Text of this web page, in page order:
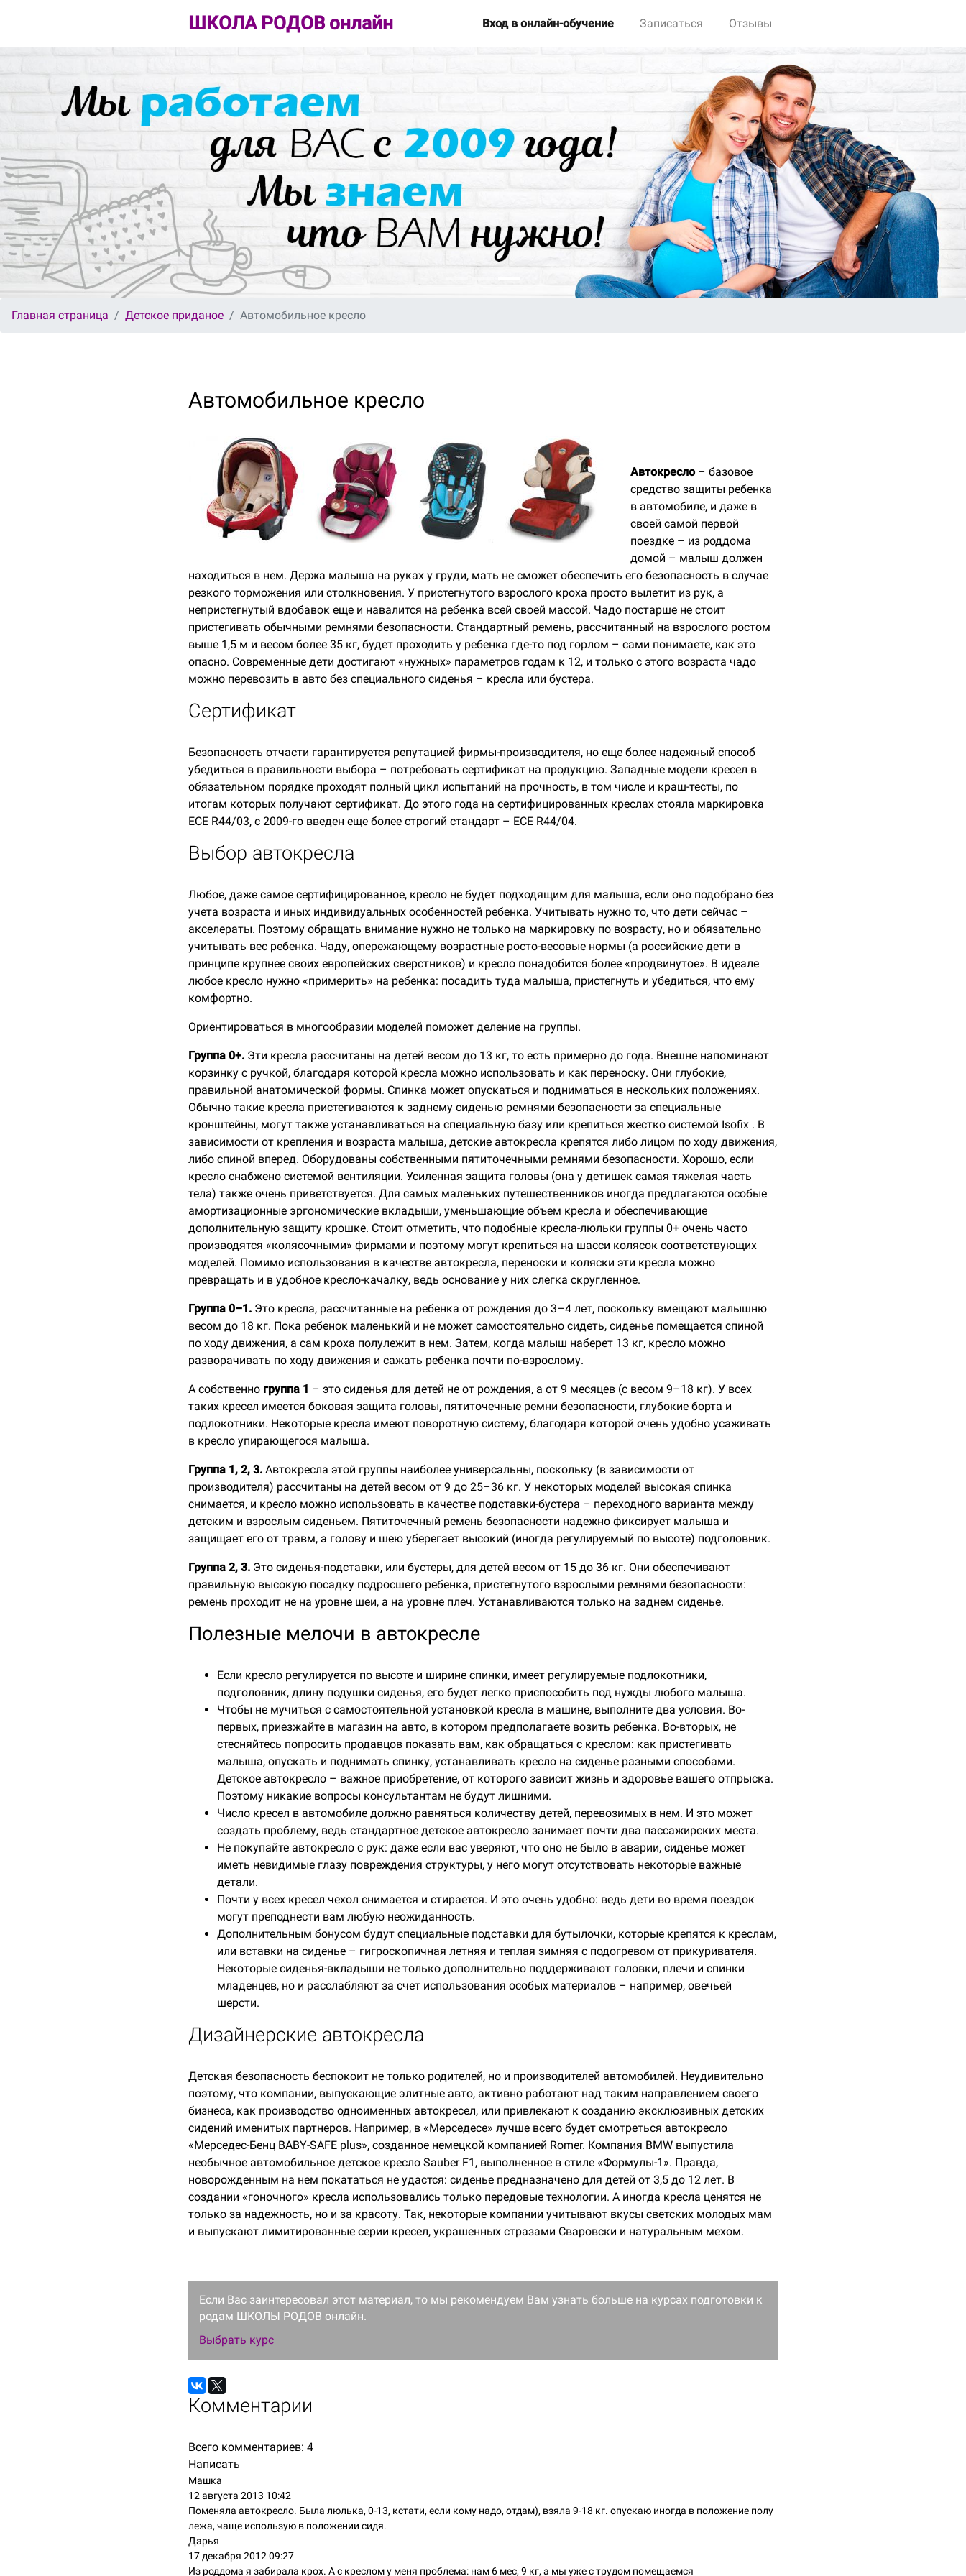
ШКОЛА РОДОВ онлайн Вход в онлайн-обучение Записаться Отзывы
Главная страница Детское приданое Автомобильное кресло
Автомобильное кресло
Автокресло– базовое
средство защиты ребенка
в автомобиле, и даже в
своей самой первой
поездке – из роддома
домой – малыш должен
находиться в нем. Держа малыша на руках у груди, мать не сможет обеспечить его безопасность в случае
резкого торможения или столкновения. У пристегнутого взрослого кроха просто вылетит из рук, а
непристегнутый вдобавок еще и навалится на ребенка всей своей массой. Чадо постарше не стоит
пристегивать обычными ремнями безопасности. Стандартный ремень, рассчитанный на взрослого ростом
выше 1,5 м и весом более 35 кг, будет проходить у ребенка где-то под горлом – сами понимаете, как это
опасно. Современные дети достигают «нужных» параметров годам к 12, и только с этого возраста чадо
можно перевозить в авто без специального сиденья – кресла или бустера.
Сертификат
Безопасность отчасти гарантируется репутацией фирмы-производителя, но еще более надежный способ
убедиться в правильности выбора – потребовать сертификат на продукцию. Западные модели кресел в
обязательном порядке проходят полный цикл испытаний на прочность, в том числе и краш-тесты, по
итогам которых получают сертификат. До этого года на сертифицированных креслах стояла маркировка
ECE R44/03, с 2009-го введен еще более строгий стандарт – ECE R44/04.
Выбор автокресла
Любое, даже самое сертифицированное, кресло не будет подходящим для малыша, если оно подобрано без
учета возраста и иных индивидуальных особенностей ребенка. Учитывать нужно то, что дети сейчас –
акселераты. Поэтому обращать внимание нужно не только на маркировку по возрасту, но и обязательно
учитывать вес ребенка. Чаду, опережающему возрастные росто-весовые нормы (а российские дети в
принципе крупнее своих европейских сверстников) и кресло понадобится более «продвинутое». В идеале
любое кресло нужно «примерить» на ребенка: посадить туда малыша, пристегнуть и убедиться, что ему
комфортно.
Ориентироваться в многообразии моделей поможет деление на группы.
Группа 0+. Эти кресла рассчитаны на детей весом до 13 кг, то есть примерно до года. Внешне напоминают
корзинку с ручкой, благодаря которой кресла можно использовать и как переноску. Они глубокие,
правильной анатомической формы. Спинка может опускаться и подниматься в нескольких положениях.
Обычно такие кресла пристегиваются к заднему сиденью ремнями безопасности за специальные
кронштейны, могут также устанавливаться на специальную базу или крепиться жестко системой Isofix . В
зависимости от крепления и возраста малыша, детские автокресла крепятся либо лицом по ходу движения,
либо спиной вперед. Оборудованы собственными пятиточечными ремнями безопасности. Хорошо, если
кресло снабжено системой вентиляции. Усиленная защита головы (она у детишек самая тяжелая часть
тела) также очень приветствуется. Для самых маленьких путешественников иногда предлагаются особые
амортизационные эргономические вкладыши, уменьшающие объем кресла и обеспечивающие
дополнительную защиту крошке. Стоит отметить, что подобные кресла-люльки группы 0+ очень часто
производятся «колясочными» фирмами и поэтому могут крепиться на шасси колясок соответствующих
моделей. Помимо использования в качестве автокресла, переноски и коляски эти кресла можно
превращать и в удобное кресло-качалку, ведь основание у них слегка скругленное.
Группа 0–1. Это кресла, рассчитанные на ребенка от рождения до 3–4 лет, поскольку вмещают малышню
весом до 18 кг. Пока ребенок маленький и не может самостоятельно сидеть, сиденье помещается спиной
по ходу движения, а сам кроха полулежит в нем. Затем, когда малыш наберет 13 кг, кресло можно
разворачивать по ходу движения и сажать ребенка почти по-взрослому.
А собственно группа 1 – это сиденья для детей не от рождения, а от 9 месяцев (с весом 9–18 кг). У всех
таких кресел имеется боковая защита головы, пятиточечные ремни безопасности, глубокие борта и
подлокотники. Некоторые кресла имеют поворотную систему, благодаря которой очень удобно усаживать
в кресло упирающегося малыша.
Группа 1, 2, 3. Автокресла этой группы наиболее универсальны, поскольку (в зависимости от
производителя) рассчитаны на детей весом от 9 до 25–36 кг. У некоторых моделей высокая спинка
снимается, и кресло можно использовать в качестве подставки-бустера – переходного варианта между
детским и взрослым сиденьем. Пятиточечный ремень безопасности надежно фиксирует малыша и
защищает его от травм, а голову и шею уберегает высокий (иногда регулируемый по высоте) подголовник.
Группа 2, 3. Это сиденья-подставки, или бустеры, для детей весом от 15 до 36 кг. Они обеспечивают
правильную высокую посадку подросшего ребенка, пристегнутого взрослыми ремнями безопасности:
ремень проходит не на уровне шеи, а на уровне плеч. Устанавливаются только на заднем сиденье.
Полезные мелочи в автокресле
Если кресло регулируется по высоте и ширине спинки, имеет регулируемые подлокотники,
подголовник, длину подушки сиденья, его будет легко приспособить под нужды любого малыша.
Чтобы не мучиться с самостоятельной установкой кресла в машине, выполните два условия. Во-
первых, приезжайте в магазин на авто, в котором предполагаете возить ребенка. Во-вторых, не
стесняйтесь попросить продавцов показать вам, как обращаться с креслом: как пристегивать
малыша, опускать и поднимать спинку, устанавливать кресло на сиденье разными способами.
Детское автокресло – важное приобретение, от которого зависит жизнь и здоровье вашего отпрыска.
Поэтому никакие вопросы консультантам не будут лишними.
Число кресел в автомобиле должно равняться количеству детей, перевозимых в нем. И это может
создать проблему, ведь стандартное детское автокресло занимает почти два пассажирских места.
Не покупайте автокресло с рук: даже если вас уверяют, что оно не было в аварии, сиденье может
иметь невидимые глазу повреждения структуры, у него могут отсутствовать некоторые важные
детали.
Почти у всех кресел чехол снимается и стирается. И это очень удобно: ведь дети во время поездок
могут преподнести вам любую неожиданность.
Дополнительным бонусом будут специальные подставки для бутылочки, которые крепятся к креслам,
или вставки на сиденье – гигроскопичная летняя и теплая зимняя с подогревом от прикуривателя.
Некоторые сиденья-вкладыши не только дополнительно поддерживают головки, плечи и спинки
младенцев, но и расслабляют за счет использования особых материалов – например, овечьей
шерсти.
Дизайнерские автокресла
Детская безопасность беспокоит не только родителей, но и производителей автомобилей. Неудивительно
поэтому, что компании, выпускающие элитные авто, активно работают над таким направлением своего
бизнеса, как производство одноименных автокресел, или привлекают к созданию эксклюзивных детских
сидений именитых партнеров. Например, в «Мерседесе» лучше всего будет смотреться автокресло
«Мерседес-Бенц BABY-SAFE plus», созданное немецкой компанией Romer. Компания BMW выпустила
необычное автомобильное детское кресло Sauber F1, выполненное в стиле «Формулы-1». Правда,
новорожденным на нем покататься не удастся: сиденье предназначено для детей от 3,5 до 12 лет. В
создании «гоночного» кресла использовались только передовые технологии. А иногда кресла ценятся не
только за надежность, но и за красоту. Так, некоторые компании учитывают вкусы светских молодых мам
и выпускают лимитированные серии кресел, украшенных стразами Сваровски и натуральным мехом.
Если Вас заинтересовал этот материал, то мы рекомендуем Вам узнать больше на курсах подготовки к
родам ШКОЛЫ РОДОВ онлайн.
Выбрать курс
Комментарии
Всего комментариев: 4
Написать
Машка
12 августа 2013 10:42
Поменяла автокресло. Была люлька, 0-13, кстати, если кому надо, отдам), взяла 9-18 кг. опускаю иногда в положение полу
лежа, чаще использую в положении сидя.
Дарья
17 декабря 2012 09:27
Из роддома я забирала крох. А с креслом у меня проблема: нам 6 мес, 9 кг, а мы уже с трудом помещаемся